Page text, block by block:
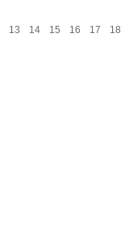
13 14 15 16 17
18